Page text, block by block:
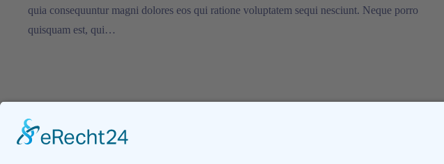
quia consequuntur magni dolores eos qui ratione voluptatem sequi nesciunt. Neque porro
quisquam est, qui…